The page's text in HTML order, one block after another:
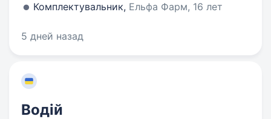
Комплектувальник, Ельфа Фарм, 16 лет
5 дней назад
Водій